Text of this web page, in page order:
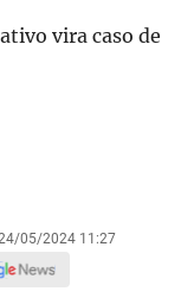
vira caso de
05/2024 11:27